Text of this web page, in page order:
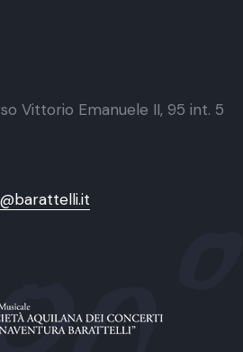
Vittorio Emanuele II, 95 int. 5